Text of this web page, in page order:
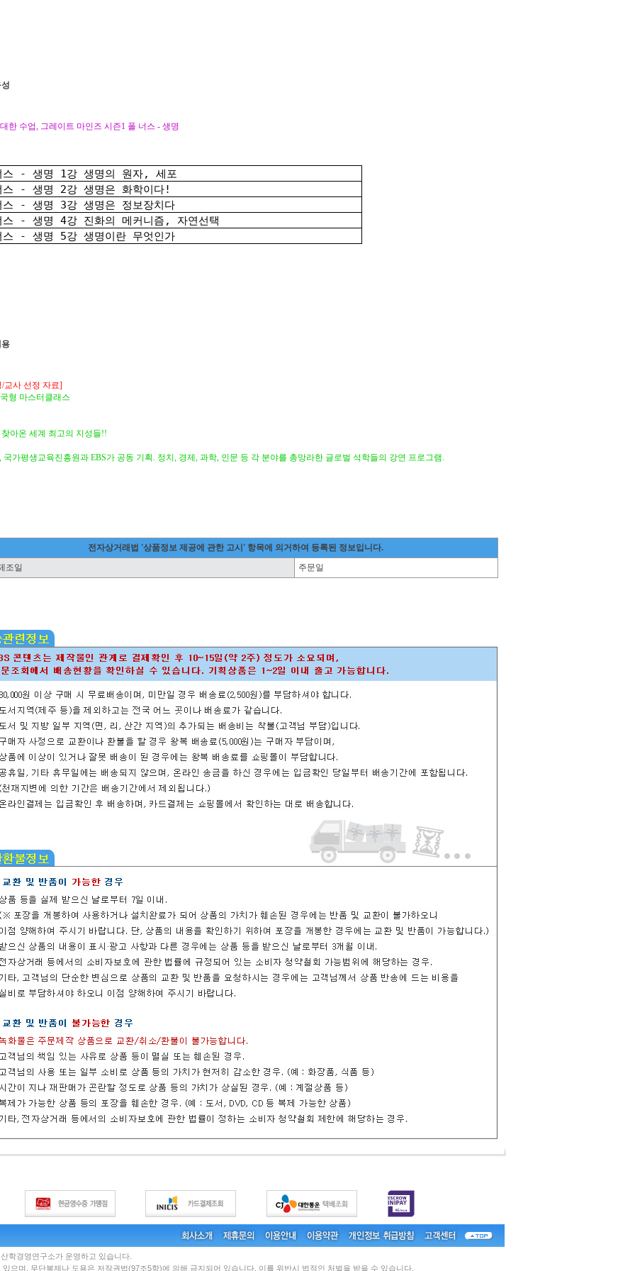
한 수업, 그레이트 마인즈 시즌1 폴 너스 - 생명
스 - 생명 1강 생명의 원자, 세포
스 - 생명 2강 생명은 화학이다!
- 생명 3강 생명은 정보장치다
스 - 생명 4강 진화의 메커니즘, 자연선택
- 생명 5강 생명이란 무엇인가
교사 선정 자료]
형 마스터클래스
아온 세계 최고의 지성들!!
국가평생교육진흥원과 EBS가 공동 기획. 정치, 경제, 과학, 인문 등 각 분야를 총망라한 글로벌 석학들의 강연 프로그램.
전자상거래법 '상품정보 제공에 관한 고시' 항목에 의거하여 등록된 정보입니다.
조일
주문일
학경영연구소가 운영하고 있습니다.
으며, 무단복제나 도용은 저작권법(97조5항)에 의해 금지되어 있습니다. 이를 위반시 법적인 처벌을 받을 수 있습니다.